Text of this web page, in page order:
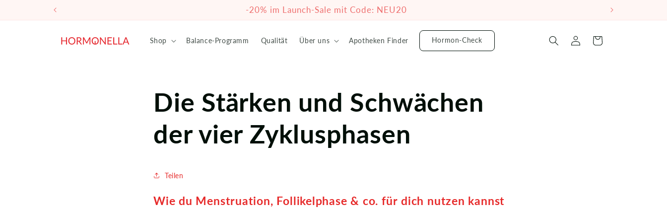
Inhalt
-20% im Launch-Sale mit Code: NEU20
Shop Balance-Programm Qualität Über uns Apotheken Finder Hormon-Check EinloggenWarenkorb
Die Stärken und Schwächen
der vier Zyklusphasen
Teilen
Wie du Menstruation, Follikelphase & co. für dich nutzen kannst